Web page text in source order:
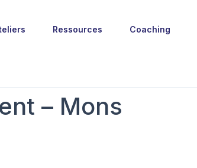
Ressources Coaching
– Mons